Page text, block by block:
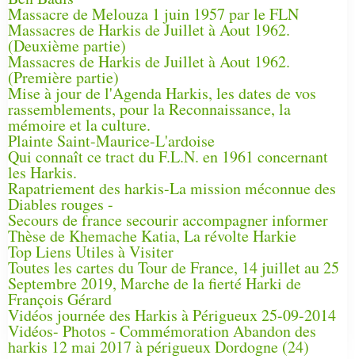
Massacre de Melouza 1 juin 1957 par le FLN
Massacres de Harkis de Juillet à Aout 1962.
(Deuxième partie)
Massacres de Harkis de Juillet à Aout 1962.
(Première partie)
Mise à jour de l'Agenda Harkis, les dates de vos
rassemblements, pour la Reconnaissance, la
mémoire et la culture.
Plainte Saint-Maurice-L'ardoise
Qui connaît ce tract du F.L.N. en 1961 concernant
les Harkis.
Rapatriement des harkis-La mission méconnue des
Diables rouges -
Secours de france secourir accompagner informer
Thèse de Khemache Katia, La révolte Harkie
Top Liens Utiles à Visiter
Toutes les cartes du Tour de France, 14 juillet au 25
Septembre 2019, Marche de la fierté Harki de
François Gérard
Vidéos journée des Harkis à Périgueux 25-09-2014
Vidéos- Photos - Commémoration Abandon des
harkis 12 mai 2017 à périgueux Dordogne (24)